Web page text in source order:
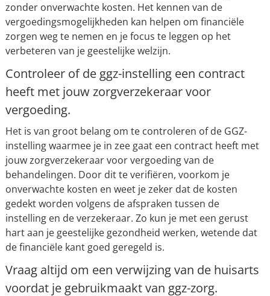
zonder onverwachte kosten. Het kennen van de
vergoedingsmogelijkheden kan helpen om financiële
zorgen weg te nemen en je focus te leggen op het
verbeteren van je geestelijke welzijn.
Controleer of de ggz-instelling een contract
heeft met jouw zorgverzekeraar voor
vergoeding.
Het is van groot belang om te controleren of de GGZ-
instelling waarmee je in zee gaat een contract heeft met
jouw zorgverzekeraar voor vergoeding van de
behandelingen. Door dit te verifiëren, voorkom je
onverwachte kosten en weet je zeker dat de kosten
gedekt worden volgens de afspraken tussen de
instelling en de verzekeraar. Zo kun je met een gerust
hart aan je geestelijke gezondheid werken, wetende dat
de financiële kant goed geregeld is.
Vraag altijd om een verwijzing van de huisarts
voordat je gebruikmaakt van ggz-zorg.